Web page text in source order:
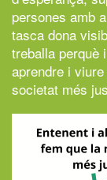
persones amb
tasca dona
treballa perquè
aprendre i
societat més